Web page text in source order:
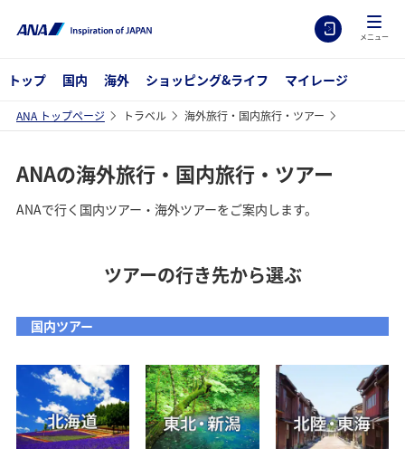
メニュー
トップ 国内 海外 ショッピング&ライフ マイレージ
ANA トップページ トラベル 海外旅行・国内旅行・ツアー
ANAの海外旅行・国内旅行・ツアー
ANAで行く国内ツアー・海外ツアーをご案内します。
ツアーの行き先から選ぶ
国内ツアー